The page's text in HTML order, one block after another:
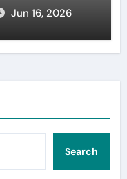
Jun 16, 2026
Search